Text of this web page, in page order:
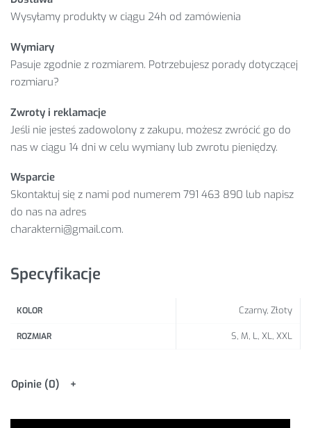
Wysyłamy produkty w ciągu 24h od zamówienia
Wymiary
Pasuje zgodnie z rozmiarem. Potrzebujesz porady dotyczącej
rozmiaru?
Zwroty i reklamacje
Jeśli nie jesteś zadowolony z zakupu, możesz zwrócić go do
nas w ciągu 14 dni w celu wymiany lub zwrotu pieniędzy.
Wsparcie
Skontaktuj się z nami pod numerem 791 463 890 lub napisz
do nas na adres
charakterni@gmail.com.
Specyfikacje
KOLOR Czarny, Złoty
ROZMIAR S, M, L, XL, XXL
Opinie (0)